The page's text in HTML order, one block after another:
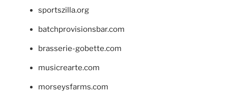
sportszilla.org
batchprovisionsbar.com
brasserie-gobette.com
musicrearte.com
morseysfarms.com